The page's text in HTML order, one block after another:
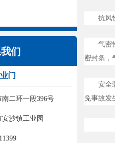
们
门
二环一段396号
沙镇工业园
抗风
气密
密封条，
安全
免事故发